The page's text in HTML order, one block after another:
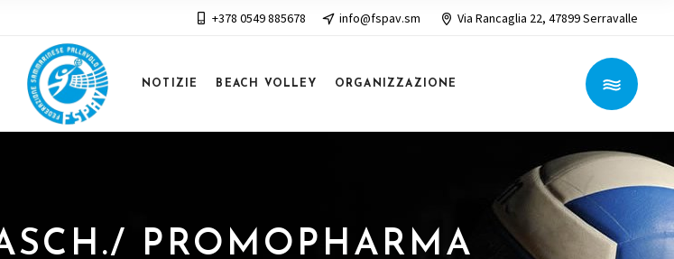
+378 0549 885678 info@fspav.sm Via Rancaglia 22, 47899 Serravalle
NOTIZIE BEACH VOLLEY ORGANIZZAZIONE
PROMOPHARMA